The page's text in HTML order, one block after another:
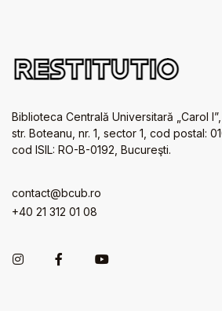
Biblioteca Centrală Universitară „Carol I”,
str. Boteanu, nr. 1, sector 1, cod postal:
cod ISIL: RO-B-0192, Bucureşti.
contact@bcub.ro
+40 21 312 01 08